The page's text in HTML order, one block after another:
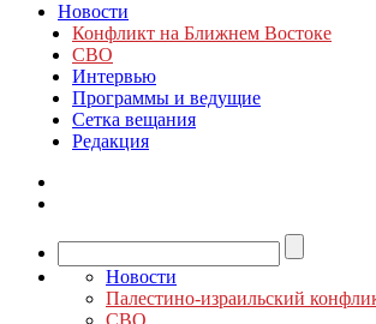
Новости
Конфликт на Ближнем Востоке
СВО
Интервью
Программы и ведущие
Сетка вещания
Редакция
Новости
Палестино-израильский
СВО